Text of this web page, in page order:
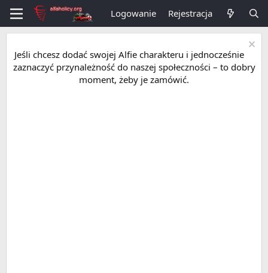
Logowanie Rejestracja
Jeśli chcesz dodać swojej Alfie charakteru i jednocześnie
zaznaczyć przynależność do naszej społeczności – to dobry
moment, żeby je zamówić.